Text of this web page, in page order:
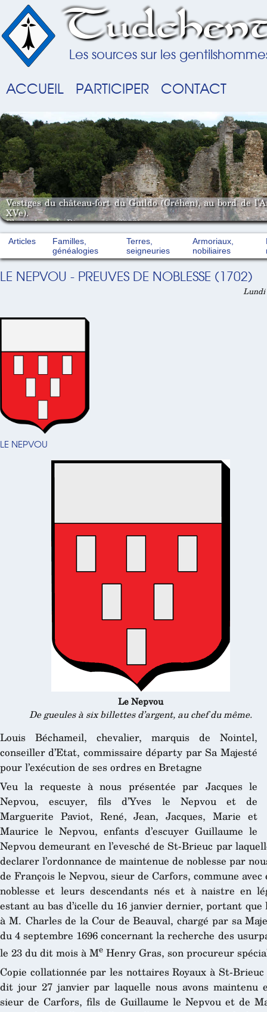
Les sources sur les
ACCUEIL PARTICIPER CONTACT
Vestiges du château-fort du Guildo (Créhen), au bord de
XVe).
Photo A. de la Pinsonnais (2008).
Articles
Familles,
généalogies
Terres,
seigneuries
Armoriaux,
nobiliaires
LE NEPVOU - PREUVES DE NOBLESSE (1702)
Lundi
LE NEPVOU
Le Nepvou
De gueules à six billettes d’argent, au chef du même.
Louis Béchameil, chevalier, marquis de Nointel,
conseiller d’Etat, commissaire départy par Sa Majesté
pour l’exécution de ses ordres en Bretagne
Veu la requeste à nous présentée par Jacques le
Nepvou, escuyer, fils d’Yves le Nepvou et de
Marguerite Paviot, René, Jean, Jacques, Marie et
Maurice le Nepvou, enfants d’escuyer Guillaume le
Nepvou demeurant en l’evesché de St-Brieuc par
declarer l’ordonnance de maintenue de noblesse par
de François le Nepvou, sieur de Carfors, commune
noblesse et leurs descendants nés et à naistre en
estant au bas d’icelle du 16 janvier dernier, portant
à M. Charles de la Cour de Beauval, chargé par sa
du 4 septembre 1696 concernant la recherche des
le 23 du dit mois à Me Henry Gras, son procureur
Copie collationnée par les nottaires Royaux à St-
dit jour 27 janvier par laquelle nous avons maintenu
sieur de Carfors, fils de Guillaume le Nepvou et de